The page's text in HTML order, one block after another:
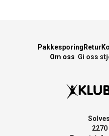
Pakkesporing Retur
Om oss Gi oss
2270